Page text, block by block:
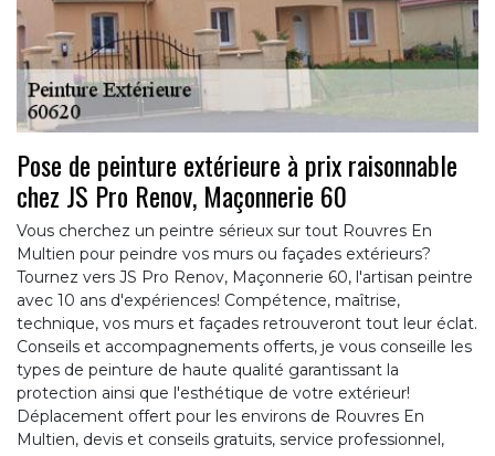
Pose de peinture extérieure à prix raisonnable
chez JS Pro Renov, Maçonnerie 60
Vous cherchez un peintre sérieux sur tout Rouvres En
Multien pour peindre vos murs ou façades extérieurs?
Tournez vers JS Pro Renov, Maçonnerie 60, l'artisan peintre
avec 10 ans d'expériences! Compétence, maîtrise,
technique, vos murs et façades retrouveront tout leur éclat.
Conseils et accompagnements offerts, je vous conseille les
types de peinture de haute qualité garantissant la
protection ainsi que l'esthétique de votre extérieur!
Déplacement offert pour les environs de Rouvres En
Multien, devis et conseils gratuits, service professionnel,